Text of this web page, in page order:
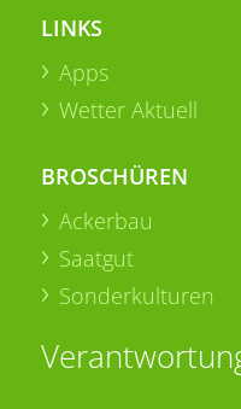
LINKS
Apps
Wetter Aktuell
BROSCHÜREN
Ackerbau
Saatgut
Sonderkulturen